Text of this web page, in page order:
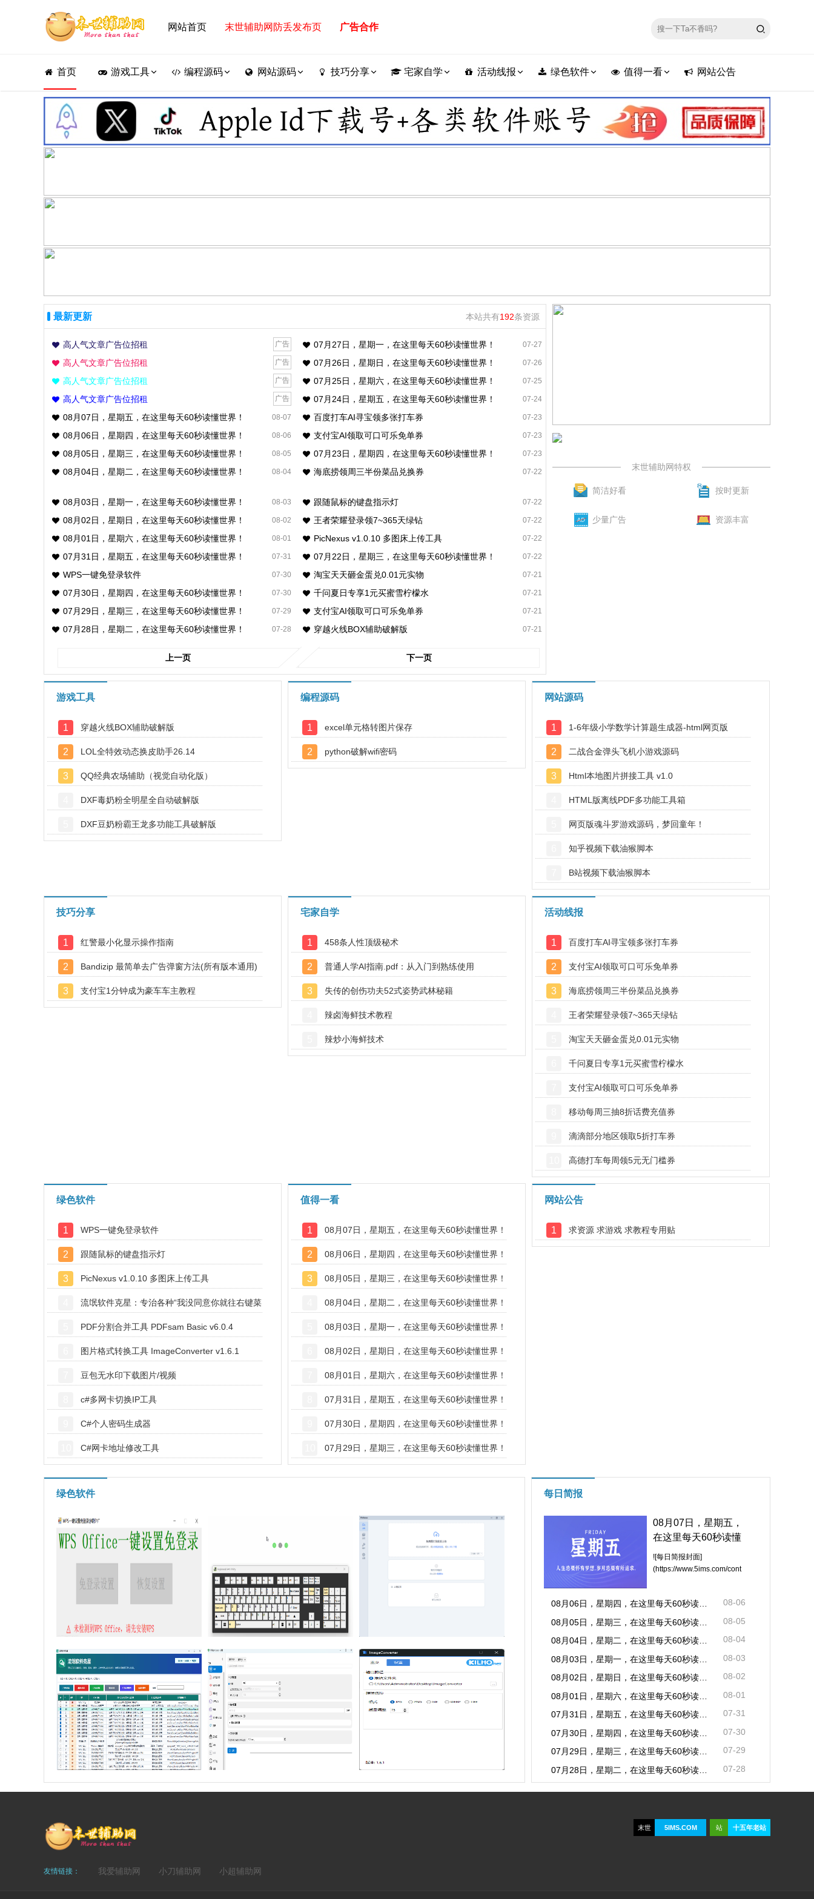
网站首页 末世辅助网防丢发布页 广告合作
首页 游戏工具 编程源码 网站源码 技巧分享 宅家自学 活动线报 绿色软件 值得一看 网站公告
最新更新 本站共有192条资源
高人气文章广告位招租 广告
高人气文章广告位招租 广告
高人气文章广告位招租 广告
高人气文章广告位招租 广告
08月07日，星期五，在这里每天60秒读懂世界！ 08-07
08月06日，星期四，在这里每天60秒读懂世界！ 08-06
08月05日，星期三，在这里每天60秒读懂世界！ 08-05
08月04日，星期二，在这里每天60秒读懂世界！ 08-04
08月03日，星期一，在这里每天60秒读懂世界！ 08-03
08月02日，星期日，在这里每天60秒读懂世界！ 08-02
08月01日，星期六，在这里每天60秒读懂世界！ 08-01
07月31日，星期五，在这里每天60秒读懂世界！ 07-31
WPS一键免登录软件 07-30
07月30日，星期四，在这里每天60秒读懂世界！ 07-30
07月29日，星期三，在这里每天60秒读懂世界！ 07-29
07月28日，星期二，在这里每天60秒读懂世界！ 07-28
07月27日，星期一，在这里每天60秒读懂世界！ 07-27
07月26日，星期日，在这里每天60秒读懂世界！ 07-26
07月25日，星期六，在这里每天60秒读懂世界！ 07-25
07月24日，星期五，在这里每天60秒读懂世界！ 07-24
百度打车AI寻宝领多张打车券 07-23
支付宝AI领取可口可乐免单券 07-23
07月23日，星期四，在这里每天60秒读懂世界！ 07-23
海底捞领周三半份菜品兑换券 07-22
跟随鼠标的键盘指示灯 07-22
王者荣耀登录领7~365天绿钻 07-22
PicNexus v1.0.10 多图床上传工具 07-22
07月22日，星期三，在这里每天60秒读懂世界！ 07-22
淘宝天天砸金蛋兑0.01元实物 07-21
千问夏日专享1元买蜜雪柠檬水 07-21
支付宝AI领取可口可乐免单券 07-21
穿越火线BOX辅助破解版 07-21
上一页 下一页
末世辅助网特权
简洁好看 按时更新
少量广告 资源丰富
游戏工具
1 穿越火线BOX辅助破解版
2 LOL全特效动态换皮助手26.14
3 QQ经典农场辅助（视觉自动化版）
DXF毒奶粉全明星全自动破解版
DXF豆奶粉霸王龙多功能工具破解版
编程源码
1 excel单元格转图片保存
2 python破解wifi密码
网站源码
1 1-6年级小学数学计算题生成器-html网页版
2 二战合金弹头飞机小游戏源码
3 Html本地图片拼接工具 v1.0
HTML版离线PDF多功能工具箱
网页版魂斗罗游戏源码，梦回童年！
知乎视频下载油猴脚本
B站视频下载油猴脚本
技巧分享
1 红警最小化显示操作指南
2 Bandizip 最简单去广告弹窗方法(所有版本通用)
3 支付宝1分钟成为豪车车主教程
宅家自学
1 458条人性顶级秘术
2 普通人学AI指南.pdf：从入门到熟练使用
3 失传的创伤功夫52式姿势武林秘籍
辣卤海鲜技术教程
辣炒小海鲜技术
活动线报
1 百度打车AI寻宝领多张打车券
2 支付宝AI领取可口可乐免单券
3 海底捞领周三半份菜品兑换券
王者荣耀登录领7~365天绿钻
淘宝天天砸金蛋兑0.01元实物
千问夏日专享1元买蜜雪柠檬水
支付宝AI领取可口可乐免单券
移动每周三抽8折话费充值券
滴滴部分地区领取5折打车券
高德打车每周领5元无门槛券
绿色软件
1 WPS一键免登录软件
2 跟随鼠标的键盘指示灯
3 PicNexus v1.0.10 多图床上传工具
流氓软件克星：专治各种“我没同意你就往右键菜
单里塞东西”
PDF分割合并工具 PDFsam Basic v6.0.4
图片格式转换工具 ImageConverter v1.6.1
豆包无水印下载图片/视频
c#多网卡切换IP工具
C#个人密码生成器
C#网卡地址修改工具
值得一看
1 08月07日，星期五，在这里每天60秒读懂世界！
2 08月06日，星期四，在这里每天60秒读懂世界！
3 08月05日，星期三，在这里每天60秒读懂世界！
08月04日，星期二，在这里每天60秒读懂世界！
08月03日，星期一，在这里每天60秒读懂世界！
08月02日，星期日，在这里每天60秒读懂世界！
08月01日，星期六，在这里每天60秒读懂世界！
07月31日，星期五，在这里每天60秒读懂世界！
07月30日，星期四，在这里每天60秒读懂世界！
07月29日，星期三，在这里每天60秒读懂世界！
网站公告
1 求资源 求游戏 求教程专用贴
绿色软件 每日简报
08月07日，星期五，
在这里每天60秒读懂
世界！
![每日简报封面]
(https://www.5ims.com/cont
08-06
08-05
08-04
08-03
08-02
08-01
07-31
07-30
07-29
07-28
友情链接： 我爱辅助网 小刀辅助网 小超辅助网